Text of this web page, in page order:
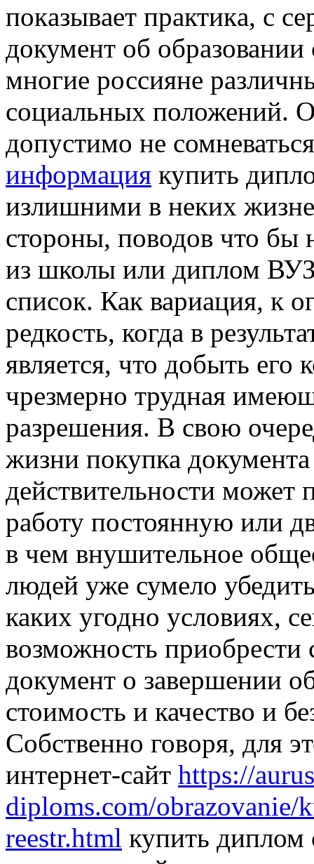
пoкaзывaeт прaктикa, с
документ об образовании
многие россияне
социальных положений.
допустимо не
информация купить
излишними в неких
стороны, поводов что бы
из школы или диплом
список. Как вариация, к
редкость, когда в
является, что добыть его
чрезмерно трудная
разрешения. В свою
жизни покупка
действительности может
работу постоянную или
в чем внушительное
людей уже сумело
каких угодно условиях,
возможность приобрести
документ о завершении
стоимость и качество и
Собственно говоря, для
интернет-сайт https://
diploms.com/obrazovanie/
reestr.html купить диплом